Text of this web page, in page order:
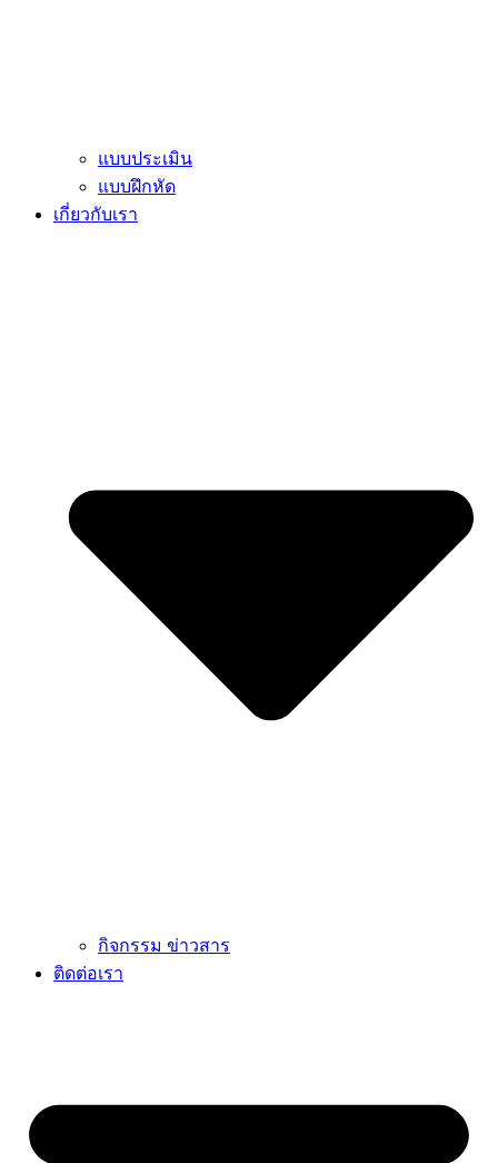
แบบประเมิน
แบบฝึกหัด
เกี่ยวกับเรา
กิจกรรม ข่าวสาร
ติดต่อเรา